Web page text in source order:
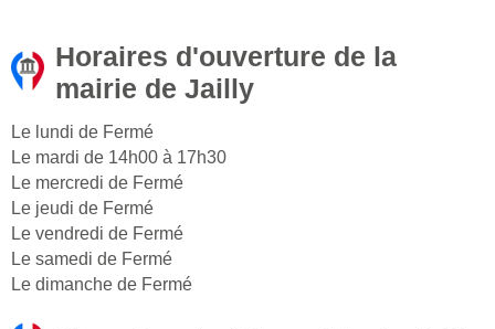
Horaires d'ouverture de la
mairie de Jailly
Le lundi de Fermé
Le mardi de 14h00 à 17h30
Le mercredi de Fermé
Le jeudi de Fermé
Le vendredi de Fermé
Le samedi de Fermé
Le dimanche de Fermé